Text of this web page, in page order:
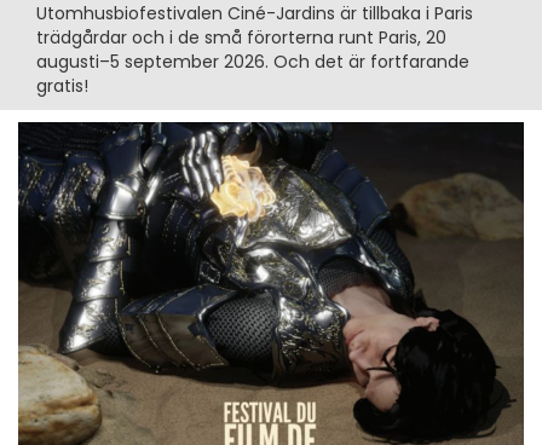
Utomhusbiofestivalen Ciné-Jardins är tillbaka i Paris
trädgårdar och i de små förorterna runt Paris, 20
augusti–5 september 2026. Och det är fortfarande
gratis!